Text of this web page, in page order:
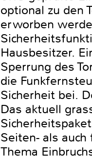
optional zu den
erworben
Hausbesitzer.
Sperrung des
die
Sicherheit bei.
Das aktuell
Seiten- als
Thema